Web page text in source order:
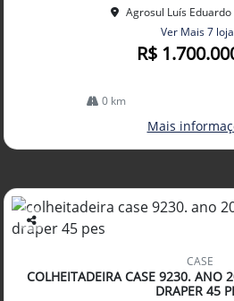
Agrosul Luís
Ver Mais 7
R$
0 km
Mais
Co
arti
lhe
CASE
COLHEITADEIRA CASE 9230. ANO
DRAPER 45